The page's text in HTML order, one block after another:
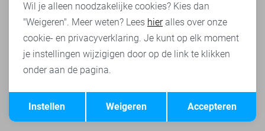
Terug Opslaan
Wil je alleen noodzakelijke cookies? Kies dan
"Weigeren". Meer weten? Lees hieralles over onze
cookie- en privacyverklaring. Je kunt op elk moment
je instellingen wijzigigen door op de link te klikken
onder aan de pagina.
Accepteren
Weigeren
Instellen